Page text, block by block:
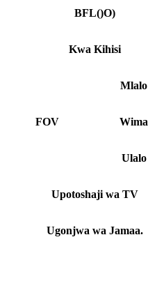
BFL()O)
Kwa Kihisi
FOV
Mlalo
Wima
Ulalo
Upotoshaji wa TV
Ugonjwa wa Jamaa.